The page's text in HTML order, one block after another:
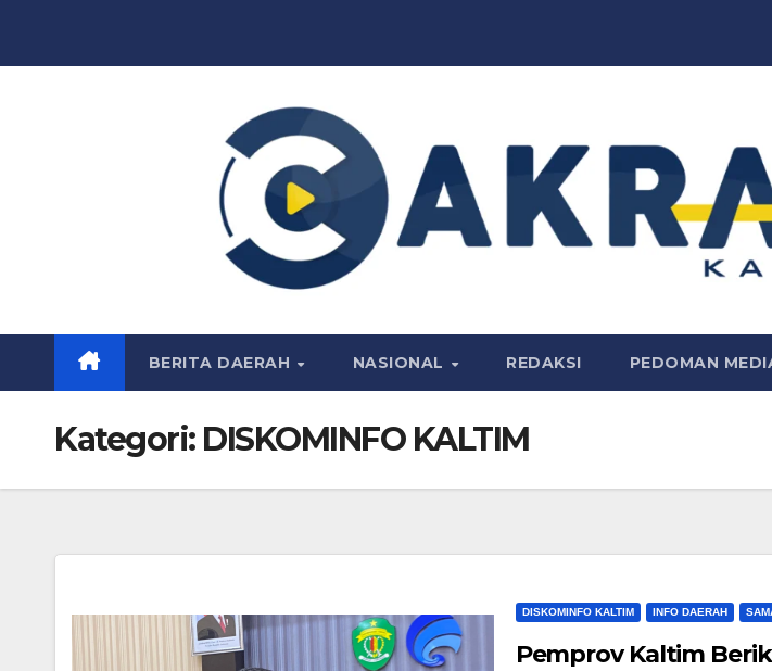
BERITA DAERAH NASIONAL REDAKSI PEDOMAN
Kategori: DISKOMINFO KALTIM
DISKOMINFO KALTIM INFO DAERAH
Pemprov Kaltim